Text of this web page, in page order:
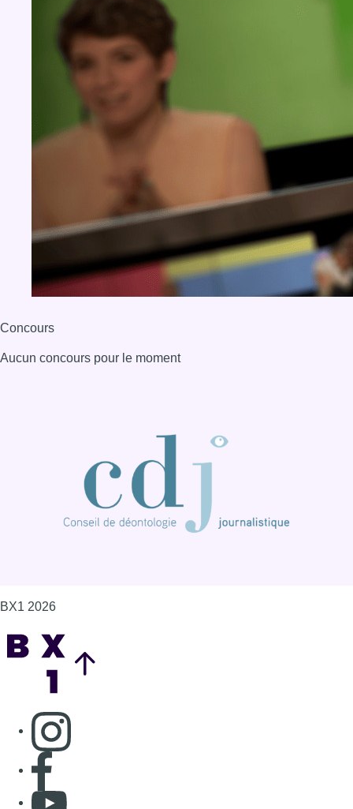
Aucun concours pour le moment
Consulter page Instagram
S'abonner à notre newsletter
Connaître BX1
Publicité
Offres d'emploi
Contact
Mentions légales